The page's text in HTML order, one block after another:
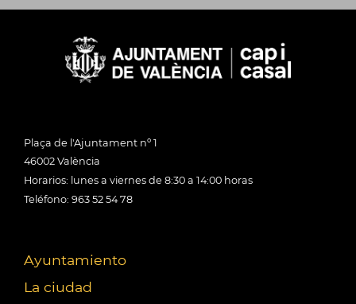
Plaça de l'Ajuntament nº 1
46002 València
Horarios: lunes a viernes de 8:30 a 14:00 horas
Teléfono: 963 52 54 78
Ayuntamiento
La ciudad